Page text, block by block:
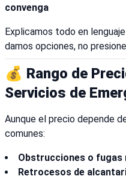
convenga
Explicamos todo en
damos opciones, no
💰 Rango de
Servicios de
Aunque el precio depende
comunes:
Obstrucciones o fugas
Retrocesos de